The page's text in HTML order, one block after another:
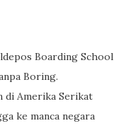
Boarding School
Boring.
di Amerika Serikat
ke manca negara